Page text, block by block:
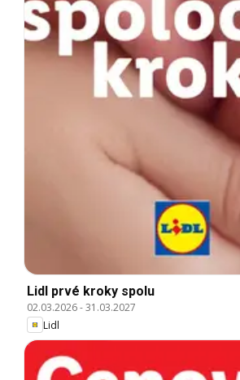
Lidl prvé kroky spolu
02.03.2026-31.03.2027
Lidl